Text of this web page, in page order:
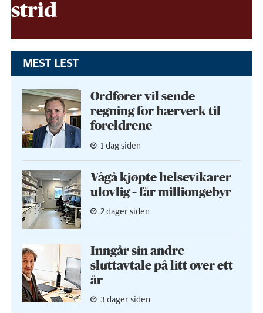
strid
MEST LEST
Ordfører vil sende
regning for hærverk til
foreldrene
1 dag siden
Vågå kjøpte helse­vikarer
ulovlig – får milliongebyr
2 dager siden
Inngår sin andre
sluttavtale på litt over ett
år
3 dager siden